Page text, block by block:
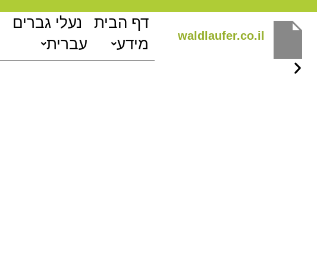
דילוג
לתוכן
waldlaufer.co.il
דף הבית נעלי גברים
מידע
עברית